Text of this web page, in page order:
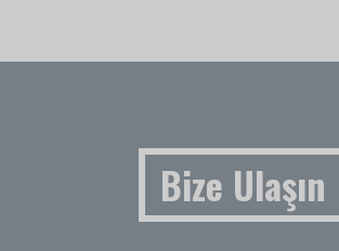
Bize Ulaşın